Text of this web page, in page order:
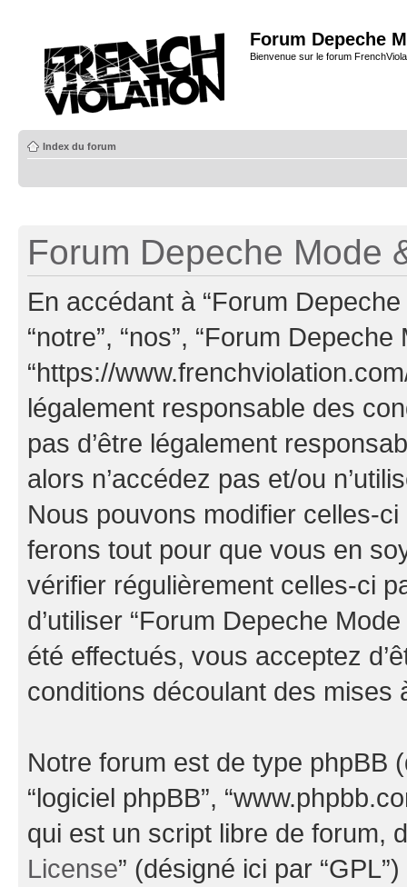
Forum Depeche
Bienvenue sur le forum
Index du forum
Forum Depeche Mode
En accédant à “Forum
“notre”, “nos”, “Forum Depeche
“https://
légalement responsable des
pas d’être légalement
alors n’accédez pas et/ou
Nous pouvons modifier celles-
ferons tout pour que vous en
vérifier régulièrement celles-ci
d’utiliser “Forum Depeche
été effectués, vous acceptez
conditions découlant des mises
Notre forum est de type phpBB
“logiciel phpBB”,
qui est un script libre de forum,
License” (désigné ici par